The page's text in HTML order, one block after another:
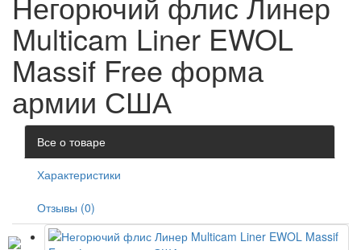
Multicam Liner EWOL
Massif Free форма
армии США
Все о товаре
Характеристики
Отзывы (0)